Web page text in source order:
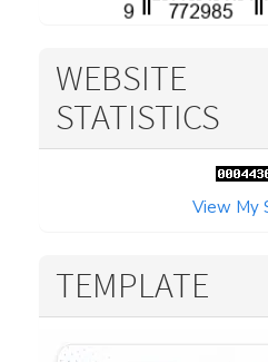
WEBSITE
STATISTICS
View My
TEMPLATE